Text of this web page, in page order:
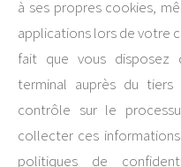
à ses propres cookies,
applications lors de votre
fait que vous disposez
terminal auprès du tiers
contrôle sur le
collecter ces
politiques de